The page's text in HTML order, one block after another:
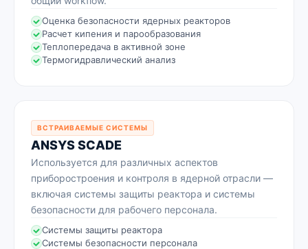
Оценка безопасности ядерных реакторов
Расчет кипения и парообразования
Теплопередача в активной зоне
Термогидравлический анализ
ВСТРАИВАЕМЫЕ СИСТЕМЫ
ANSYS SCADE
Используется для различных аспектов
приборостроения и контроля в ядерной отрасли —
включая системы защиты реактора и системы
безопасности для рабочего персонала.
Системы защиты реактора
Системы безопасности персонала